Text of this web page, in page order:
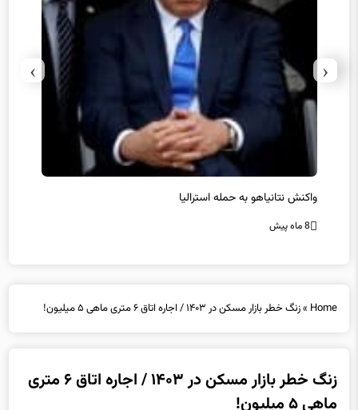
واکنش نتانیاهو به حمله استرالیا
8 ماه پیش
‹
›
Home
»زنگ خطر بازار مسکن در ۱۴۰۳ / اجاره اتاق ۶ متری ماهی ۵ میلیون!
زنگ خطر بازار مسکن در ۱۴۰۳ / اجاره اتاق ۶ متری
ماهی ۵ میلیون!